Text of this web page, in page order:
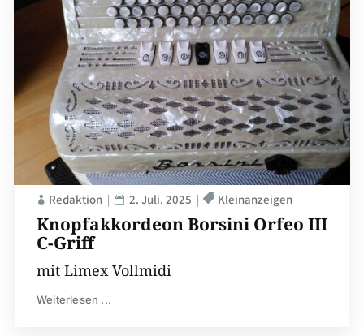
Knopfakkordeon Borsini Orfeo III
C-Griff
Redaktion 2. Juli. 2025 Kleinanzeigen
mit Limex Vollmidi
Weiterlesen ...